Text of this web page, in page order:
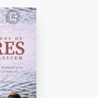
FAVORITO